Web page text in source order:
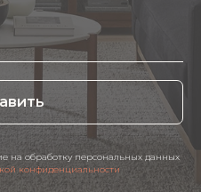
на обработку персональных данных
конфиденциальности